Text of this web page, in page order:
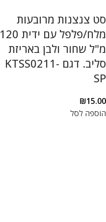
סט צנצנות מרובעות
מלח/פלפל עם ידית 120
מ"ל שחור ולבן באריזת
סליב. דגם KTSS0211-
SP
₪15.00
הוספה לסל